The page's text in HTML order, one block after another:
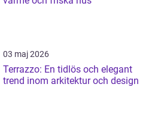
03 maj 2026
Terrazzo: En tidlös och elegant
trend inom arkitektur och design